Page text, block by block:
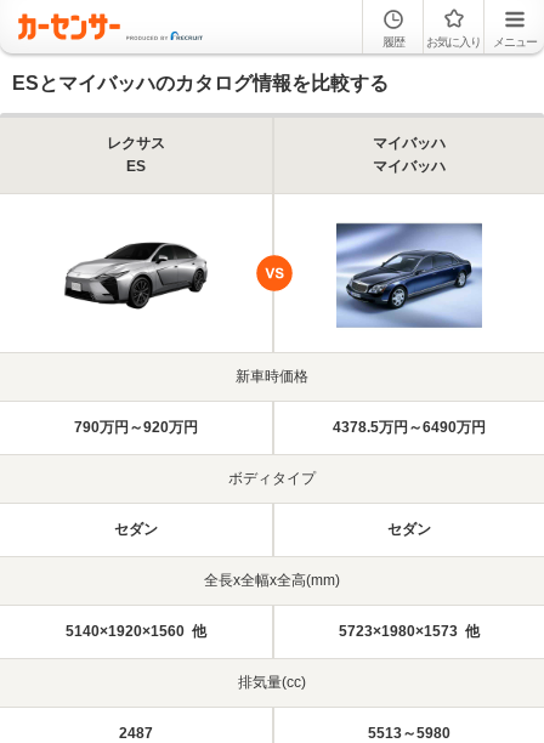
履歴 お気に入り メニュー
ESとマイバッハのカタログ情報を比較する
レクサス
ES
マイバッハ
マイバッハ
新車時価格
790万円～920万円 4378.5万円～6490万円
ボディタイプ
セダン セダン
全長x全幅x全高(mm)
5140×1920×1560 他 5723×1980×1573 他
排気量(cc)
2487 5513～5980